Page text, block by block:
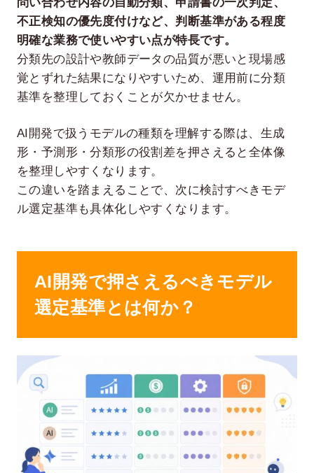
不正検知の優先度付けなど、判断基準がある程度
明確な業務で使いやすい点が特長です。
分類先の設計や教師データの品質が悪いと現場感
覚とずれた結果になりやすいため、運用前に分類
基準を整理しておくことが欠かせません。
AI開発で扱うモデルの種類を理解する際は、生成
形・予測形・分類形の役割差を押さえると全体像
を整理しやすくなります。
この違いを踏まえることで、次に検討すべきモデ
ル選定基準も具体化しやすくなります。
AI開発で押さえるべきモデル
選定基準とは何か？